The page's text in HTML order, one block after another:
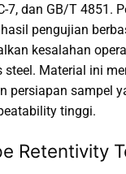
7, dan GB/T
pengujian
kesalahan
Material ini
sampel
tinggi.
Retentivity